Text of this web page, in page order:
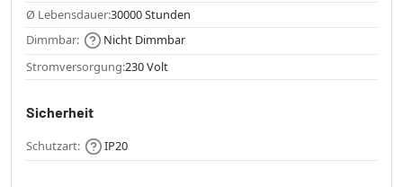
Ø Lebensdauer:30000 Stunden
Dimmbar:
Nicht Dimmbar
Stromversorgung:230 Volt
Sicherheit
Schutzart: IP20